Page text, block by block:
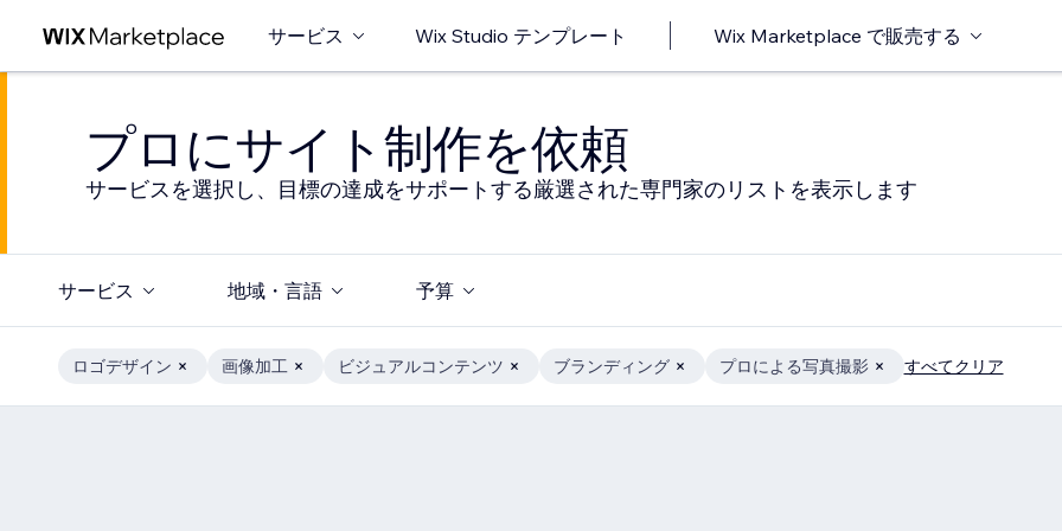
サービス Wix Studio テンプレート Wix Marketplace で販売する
プロにサイト制作を依頼
サービスを選択し、目標の達成をサポートする厳選された専門家のリストを表示します
サービス 地域・言語 予算
ロゴデザイン 画像加工 ビジュアルコンテンツ ブランディング プロによる写真撮影 すべてクリア